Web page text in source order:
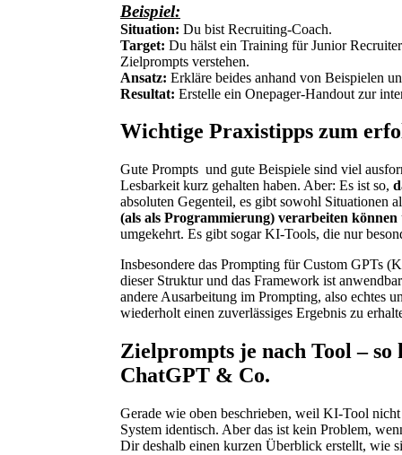
Beispiel:
Situation: Du bist Recruiting-Coach.
Target: Du hälst ein Training für Junior
Zielprompts verstehen.
Ansatz: Erkläre beides anhand von Beispielen
Resultat: Erstelle ein Onepager-Handout zur
Wichtige Praxistipps zum
Gute Prompts und gute Beispiele sind viel
Lesbarkeit kurz gehalten haben. Aber: Es ist so,
absoluten Gegenteil, es gibt sowohl Situationen
(als als Programmierung) verarbeiten können
umgekehrt. Es gibt sogar KI-Tools, die nur
Insbesondere das Prompting für Custom GPTs
dieser Struktur und das Framework ist
andere Ausarbeitung im Prompting, also echtes
wiederholt einen zuverlässiges Ergebnis zu
Zielprompts je nach Tool – so
ChatGPT & Co.
Gerade wie oben beschrieben, weil KI-Tool
System identisch. Aber das ist kein Problem,
Dir deshalb einen kurzen Überblick erstellt, wie